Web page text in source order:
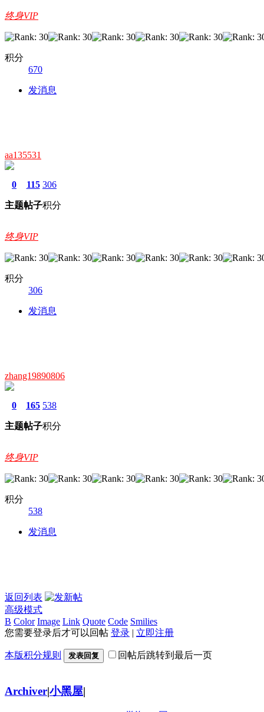
终身VIP
积分
670
发消息
aa135531
0
主题
115
帖子
306
积分
终身VIP
积分
306
发消息
zhang19890806
0
主题
165
帖子
538
积分
终身VIP
积分
538
发消息
返回列表
高级模式
B Color Image Link Quote Code Smilies
您需要登录后才可以回帖 登录 | 立即注册
本版积分规则 发表回复 回帖后跳转到最后一页
Archiver|小黑屋|